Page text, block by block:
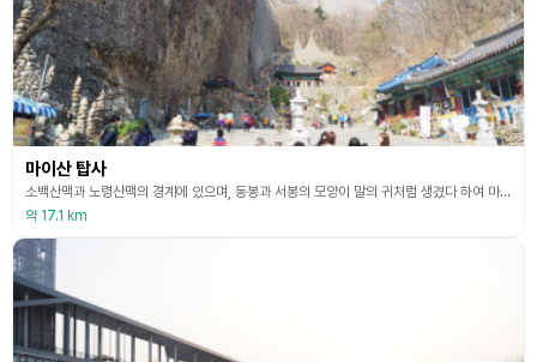
마이산 탑사
소백산맥과 노령산맥의 경계에 있으며, 동봉과 서봉의 모양이 말의 귀처럼 생겼다 하여 마이산이라는 이름이 붙여진 곳.
약 17.1 km